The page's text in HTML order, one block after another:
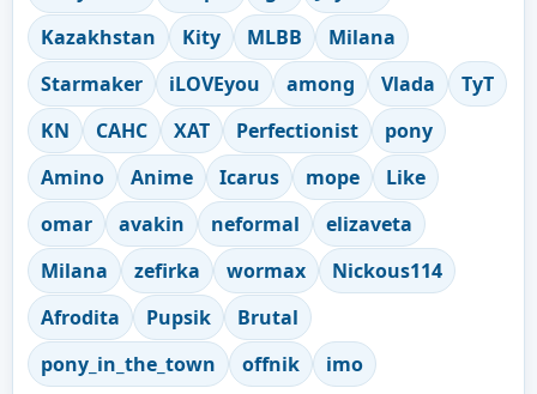
Kazakhstan
Kity MLBB
Milana
Starmaker
iLOVEyou among Vlada
TyT
KN
САНС XAT Perfectionist
pony
Amino
Anime Icarus mope
Like
omar
avakin neformal
elizaveta
Milana
zefirka wormax
Nickous114
Afrodita
Pupsik
Brutal
pony_in_the_town
offnik imo